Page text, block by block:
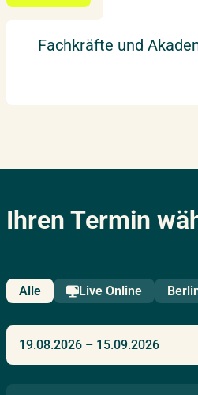
Fachkräfte und
Ihren Termin
Alle Live Online
19.08.2026 – 15.09.2026